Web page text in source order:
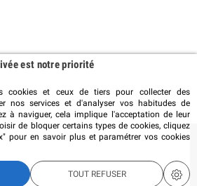
est notre priorité
cookies et ceux de tiers pour collecter des
nos services et d'analyser vos habitudes de
à naviguer, cela implique l'acceptation de leur
de bloquer certains types de cookies, cliquez
pour en savoir plus et paramétrer vos cookies
TOUT REFUSER
Société des Avis Garantis,cliquez ici pour
- Tous droits réservés